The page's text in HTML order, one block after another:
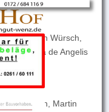
Florian Würsch,
Gianluca de Angelis
Neumann, Martin